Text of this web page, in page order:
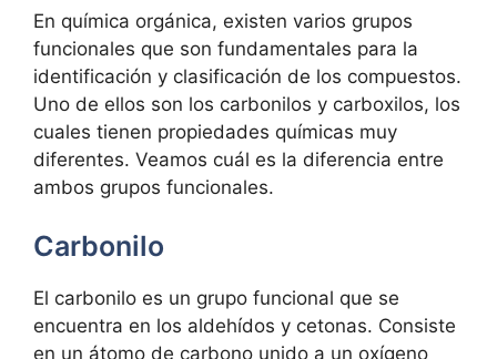
En química orgánica, existen varios grupos
funcionales que son fundamentales para la
identificación y clasificación de los compuestos.
Uno de ellos son los carbonilos y carboxilos, los
cuales tienen propiedades químicas muy
diferentes. Veamos cuál es la diferencia entre
ambos grupos funcionales.
Carbonilo
El carbonilo es un grupo funcional que se
encuentra en los aldehídos y cetonas. Consiste
en un átomo de carbono unido a un oxígeno